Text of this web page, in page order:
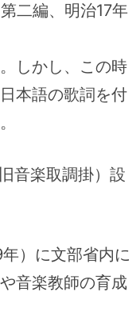
二編、明治17年
しかし、この時
本語の歌詞を付
音楽取調掛）設
）に文部省内に
音楽教師の育成